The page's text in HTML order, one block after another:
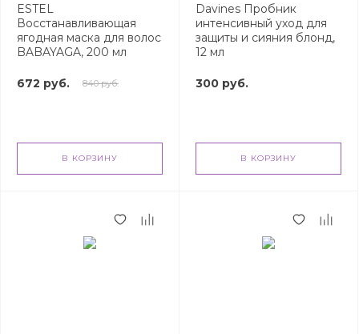
ESTEL
Восстанавливающая
ягодная маска для волос
BABAYAGA, 200 мл
672 руб. 840 руб.
В КОРЗИНУ
Davines Пробник
интенсивный уход для
защиты и сияния блонд,
12 мл
300 руб.
В КОРЗИНУ